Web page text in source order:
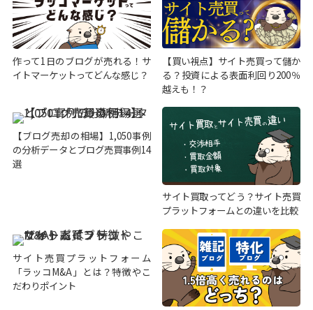
作って1日のブログが売れる！サ
イトマーケットってどんな感じ？
【買い視点】サイト売買って儲か
る？投資による表面利回り200％
越えも！？
【ブログ売却の相場】1,050事例
の分析データとブログ売買事例14
選
サイト買取ってどう？サイト売買
プラットフォームとの違いを比較
サイト売買プラットフォーム
「ラッコM&A」とは？特徴やこ
だわりポイント